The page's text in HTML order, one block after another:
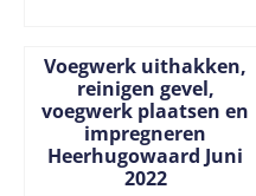
Voegwerk uithakken,
reinigen gevel,
voegwerk plaatsen en
impregneren
Heerhugowaard Juni
2022